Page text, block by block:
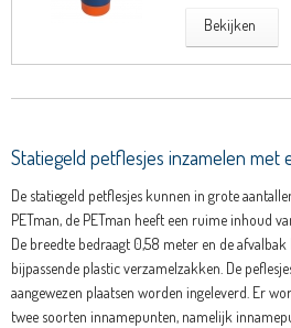
Bekijken
Statiegeld petflesjes inzamelen met
De statiegeld petflesjes kunnen in grote
PETman, de PETman heeft een ruime inhoud
De breedte bedraagt 0,58 meter en de
bijpassende plastic verzamelzakken. De
aangewezen plaatsen worden ingeleverd. Er
twee soorten innamepunten, namelijk